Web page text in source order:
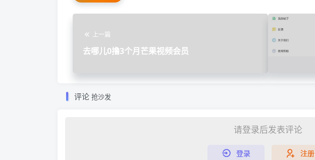
上一篇
去哪儿0撸3个月芒果视频会员
评论 抢沙发
请登录后发表评论
登录 注册